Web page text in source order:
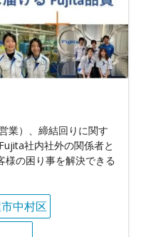
業）、締結回りに関す
社内社外の関係者と
様の困り事を解決できる
中村区